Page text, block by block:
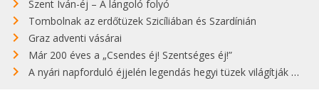
Szent Iván-éj – A lángoló folyó
Tombolnak az erdőtüzek Szicíliában és Szardínián
Graz adventi vásárai
Már 200 éves a „Csendes éj! Szentséges éj!”
A nyári napforduló éjjelén legendás hegyi tüzek világítják meg Zugspitzét